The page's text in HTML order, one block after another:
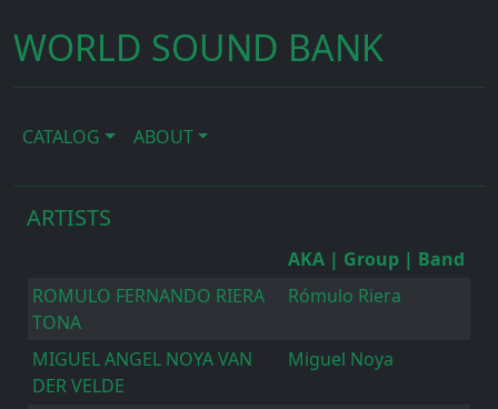
WORLD SOUND BANK
CATALOG ABOUT
ARTISTS
AKA | Group | Band
ROMULO FERNANDO RIERA
TONA
Rómulo Riera
MIGUEL ANGEL NOYA VAN
DER VELDE
Miguel Noya